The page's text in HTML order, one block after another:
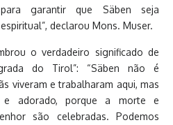
garantir que Säben seja
declarou Mons. Muser.
o verdadeiro significado de
do Tirol”: “Säben não é
viveram e trabalharam aqui, mas
adorado, porque a morte e
são celebradas. Podemos